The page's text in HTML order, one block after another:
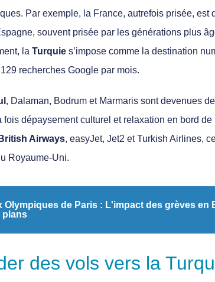
Par exemple, la France, autrefois prisée, est
, souvent prisée par les générations plus
la Turquie s’impose comme la destination
recherches Google par mois.
, Dalaman, Bodrum et Marmaris sont devenues
fois dépaysement culturel et relaxation en bord de
British Airways, easyJet, Jet2 et Turkish Airlines,
Royaume-Uni.
Olympiques de Paris : L'impact des grèves en
plans
des vols vers la